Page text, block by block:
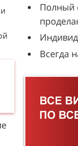
Полный
Всегда